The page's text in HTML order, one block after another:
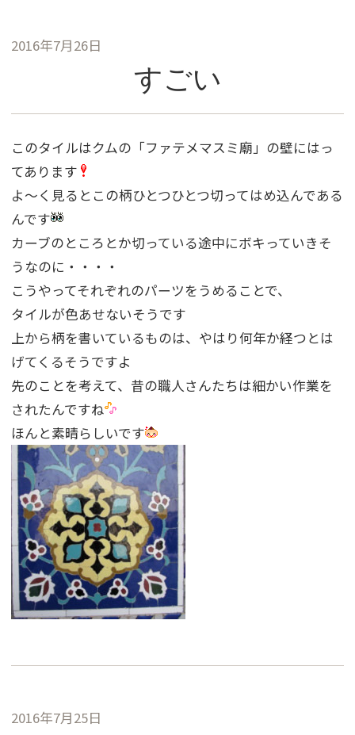
2016年7月26日
すごい
このタイルはクムの「ファテメマスミ廟」の壁にはっ
てあります
よ〜く見るとこの柄ひとつひとつ切ってはめ込んである
んです
カーブのところとか切っている途中にボキっていきそ
うなのに・・・・
こうやってそれぞれのパーツをうめることで、
タイルが色あせないそうです
上から柄を書いているものは、やはり何年か経つとは
げてくるそうですよ
先のことを考えて、昔の職人さんたちは細かい作業を
されたんですね
ほんと素晴らしいです
2016年7月25日